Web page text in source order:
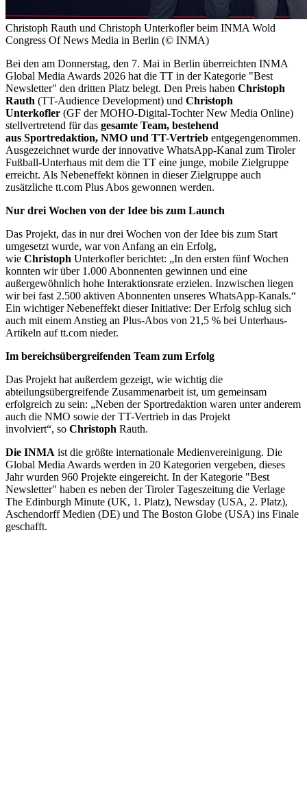
Christoph Rauth und Christoph Unterkofler beim INMA Wold
Congress Of News Media in Berlin (© INMA)
Bei den am Donnerstag, den 7. Mai in Berlin überreichten INMA
Global Media Awards 2026 hat die TT in der Kategorie "Best
Newsletter" den dritten Platz belegt. Den Preis haben Christoph
Rauth (TT-Audience Development) und Christoph
Unterkofler (GF der MOHO-Digital-Tochter New Media Online)
stellvertretend für das gesamte Team, bestehend
aus Sportredaktion, NMO und TT-Vertrieb entgegengenommen.
Ausgezeichnet wurde der innovative WhatsApp-Kanal zum Tiroler
Fußball-Unterhaus mit dem die TT eine junge, mobile Zielgruppe
erreicht. Als Nebeneffekt können in dieser Zielgruppe auch
zusätzliche tt.com Plus Abos gewonnen werden.
Nur drei Wochen von der Idee bis zum Launch
Das Projekt, das in nur drei Wochen von der Idee bis zum Start
umgesetzt wurde, war von Anfang an ein Erfolg,
wie Christoph Unterkofler berichtet: „In den ersten fünf Wochen
konnten wir über 1.000 Abonnenten gewinnen und eine
außergewöhnlich hohe Interaktionsrate erzielen. Inzwischen liegen
wir bei fast 2.500 aktiven Abonnenten unseres WhatsApp-Kanals.“
Ein wichtiger Nebeneffekt dieser Initiative: Der Erfolg schlug sich
auch mit einem Anstieg an Plus-Abos von 21,5 % bei Unterhaus-
Artikeln auf tt.com nieder.
Im bereichsübergreifenden Team zum Erfolg
Das Projekt hat außerdem gezeigt, wie wichtig die
abteilungsübergreifende Zusammenarbeit ist, um gemeinsam
erfolgreich zu sein: „Neben der Sportredaktion waren unter anderem
auch die NMO sowie der TT-Vertrieb in das Projekt
involviert“, so Christoph Rauth.
Die INMA ist die größte internationale Medienvereinigung. Die
Global Media Awards werden in 20 Kategorien vergeben, dieses
Jahr wurden 960 Projekte eingereicht. In der Kategorie "Best
Newsletter" haben es neben der Tiroler Tageszeitung die Verlage
The Edinburgh Minute (UK, 1. Platz), Newsday (USA, 2. Platz),
Aschendorff Medien (DE) und The Boston Globe (USA) ins Finale
geschafft.